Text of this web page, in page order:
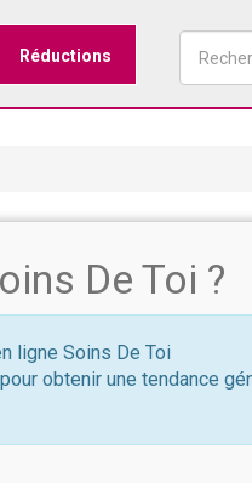
Réductions
De Toi ?
ligne Soins De Toi
obtenir une tendance